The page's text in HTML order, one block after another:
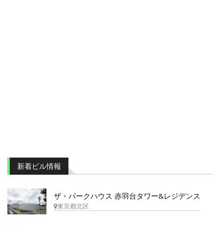
新着ビル情報
ザ・パークハウス 赤羽台タワー&レジデンス
東京都北区